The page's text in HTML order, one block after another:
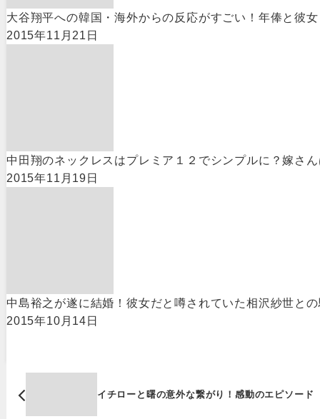
大谷翔平への韓国・海外からの反応がすごい！年俸と彼
2015年11月21日
中田翔のネックレスはプレミア１２でシンプルに？嫁さ
2015年11月19日
中島裕之が遂に結婚！彼女だと噂されていた相沢紗世と
2015年10月14日
イチローと曙の意外な繋がり！感動のエピソード